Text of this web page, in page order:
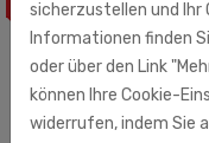
sicherzustellen und Ihr
Informationen finden
oder über den Link
können Ihre Cookie-
widerrufen, indem Sie